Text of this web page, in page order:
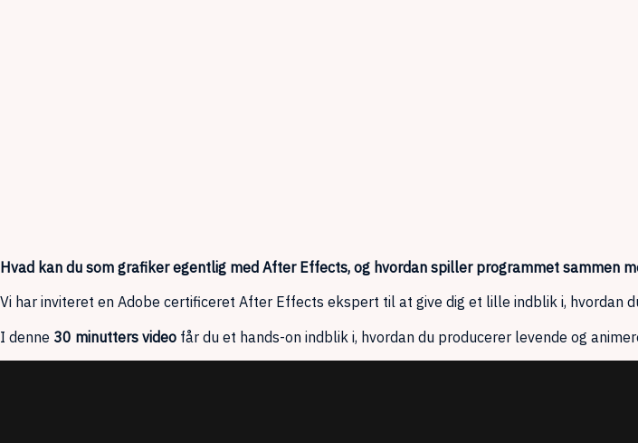
Hvad kan du som grafiker egentlig med After Effects, og hvordan spiller programmet sammen
Vi har inviteret en Adobe certificeret After Effects ekspert til at give dig et lille indblik i, hvordan
I denne 30 minutters video får du et hands-on indblik i, hvordan du producerer levende og